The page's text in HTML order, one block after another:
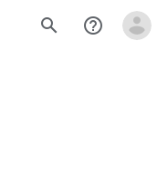
search help_outline